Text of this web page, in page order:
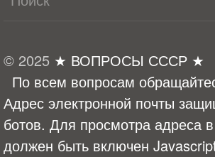
© 2025 ★ ВОПРОСЫ СССР ★
По всем вопросам
Адрес электронной почты
ботов. Для просмотра адреса
должен быть включен